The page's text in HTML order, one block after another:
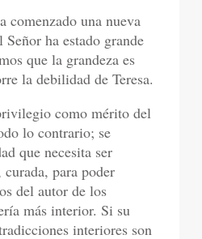
comenzado una nueva
ha estado grande
que la grandeza es
la debilidad de Teresa.
como mérito del
lo contrario; se
que necesita ser
curada, para poder
del autor de los
más interior. Si su
interiores son